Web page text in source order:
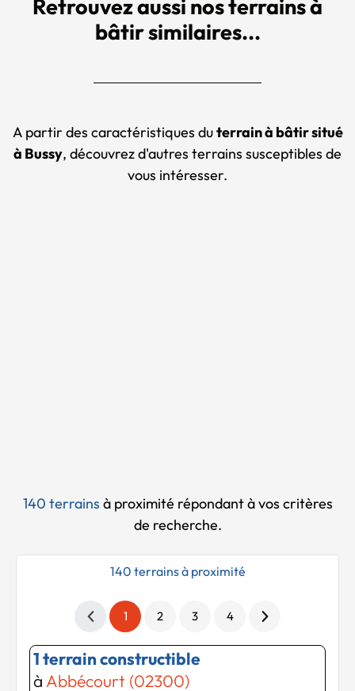
Retrouvez aussi nos terrains à
bâtir similaires...
A partir des caractéristiques duterrain à bâtir situé
à Bussy, découvrez d'autres terrains susceptibles de
vous intéresser.
140 terrains à proximité répondant à vos critères
de recherche.
140 terrains à proximité
1 2 3 4
1 terrain constructible
à Abbécourt (02300)